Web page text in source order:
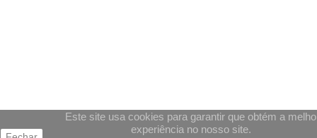
Este site usa cookies para garantir que obtém a
experiência no nosso site.